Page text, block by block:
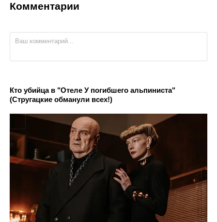
Комментарии
Кто убийца в "Отеле У погибшего альпиниста"
(Стругацкие обманули всех!)